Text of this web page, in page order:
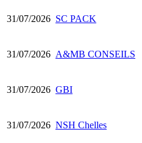
31/07/2026 SC PACK
31/07/2026 A&MB CONSEILS
31/07/2026 GBI
31/07/2026 NSH Chelles